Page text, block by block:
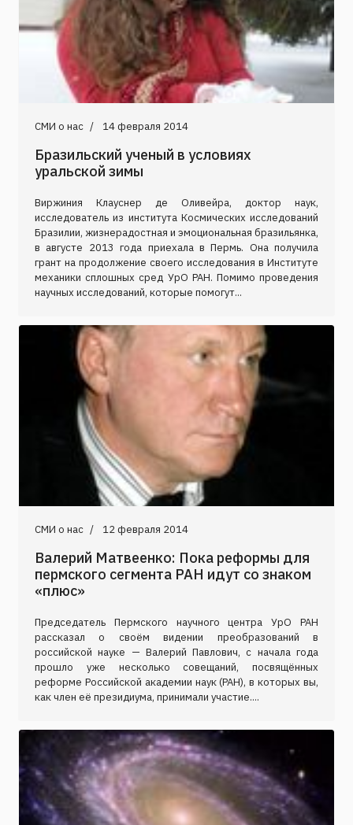
СМИ о нас 14 февраля 2014
Бразильский ученый в условиях
уральской зимы
Виржиния Клауснер де Оливейра, доктор наук,
исследователь из института Космических исследований
Бразилии, жизнерадостная и эмоциональная бразильянка,
в августе 2013 года приехала в Пермь. Она получила
грант на продолжение своего исследования в Институте
механики сплошных сред УрО РАН. Помимо проведения
научных исследований, которые помогут...
СМИ о нас 12 февраля 2014
Валерий Матвеенко: Пока реформы для
пермского сегмента РАН идут со знаком
«плюс»
Председатель Пермского научного центра УрО РАН
рассказал о своём видении преобразований в
российской науке — Валерий Павлович, с начала года
прошло уже несколько совещаний, посвящённых
реформе Российской академии наук (РАН), в которых вы,
как член её президиума, принимали участие....